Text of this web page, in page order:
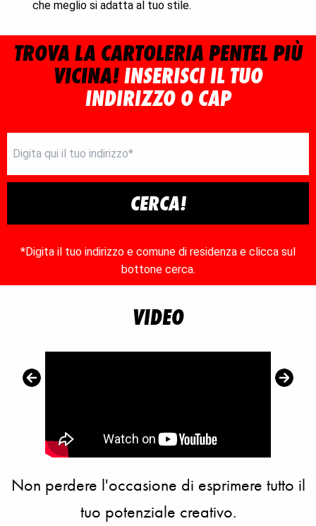
che meglio si adatta al tuo stile.
TROVA LA CARTOLERIA PENTEL PIÙ
VICINA!INSERISCI IL TUO
INDIRIZZO O CAP
CERCA!
*Digita il tuo indirizzo e comune di residenza e clicca sul
bottone cerca.
VIDEO
Non perdere l'occasione di esprimere tutto il
tuo potenziale creativo.